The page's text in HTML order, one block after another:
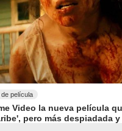
película
Video la nueva película
pero más despiadada